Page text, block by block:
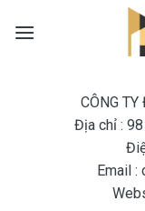
CÔNG
Địa chỉ : 98
Email :